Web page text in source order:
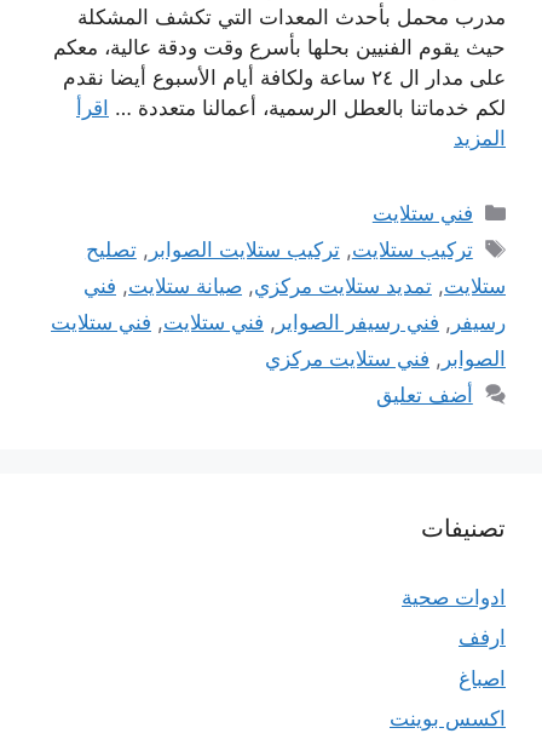
مدرب محمل بأحدث المعدات التي تكشف المشكلة
حيث يقوم الفنيين بحلها بأسرع وقت ودقة عالية، معكم
على مدار ال ٢٤ ساعة ولكافة أيام الأسبوع أيضا نقدم
لكم خدماتنا بالعطل الرسمية، أعمالنا متعددة … اقرأ
المزيد
التصنيفات
فني ستلايت
الوسوم
تركيب ستلايت,تركيب ستلايت الصوابر ,تصليح
ستلايت, تمديد ستلايت مركزي, صيانة ستلايت, فني
رسيفر , فني رسيفر الصواير , فني ستلايت, فني ستلايت
الصوابر , فني ستلايت مركزي
أضف تعليق
تصنيفات
ادوات صحية
ارفف
اصباغ
اكسس بوينت